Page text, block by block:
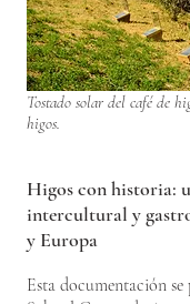
Tostado solar del café de
higos.
Higos con historia:
intercultural y
y Europa
Esta documentación